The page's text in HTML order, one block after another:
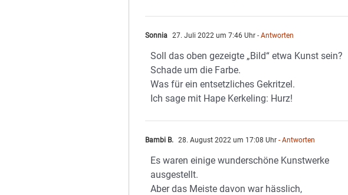
Sonnia 27. Juli 2022 um 7:46 Uhr - Antworten
Soll das oben gezeigte „Bild“ etwa Kunst sein?
Schade um die Farbe.
Was für ein entsetzliches Gekritzel.
Ich sage mit Hape Kerkeling: Hurz!
Bambi B. 28. August 2022 um 17:08 Uhr - Antworten
Es waren einige wunderschöne Kunstwerke
ausgestellt.
Aber das Meiste davon war hässlich,